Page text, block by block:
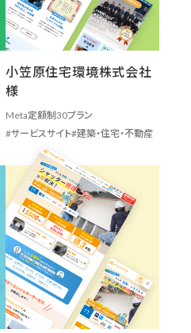
小笠原住宅環境株式会社
様
Meta定額制30プラン
サービスサイト 建築・住宅・不動産